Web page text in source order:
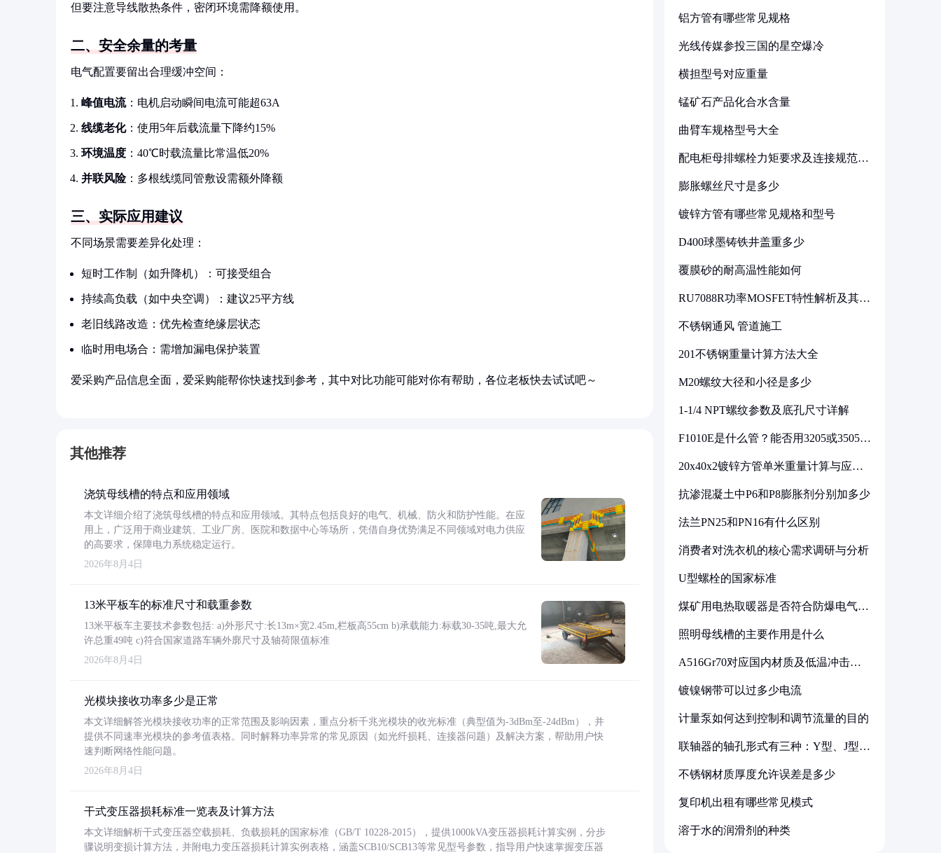
但要注意导线散热条件，密闭环境需降额使用。
二、安全余量的考量
电气配置要留出合理缓冲空间：
峰值电流：电机启动瞬间电流可能超63A
线缆老化：使用5年后载流量下降约15%
环境温度 ：40℃时载流量比常温低20%
并联风险：多根线缆同管敷设需额外降额
三、实际应用建议
不同场景需要差异化处理：
短时工作制（如升降机）：可接受组合
持续高负载（如中央空调）：建议25平方线
老旧线路改造：优先检查绝缘层状态
临时用电场合：需增加漏电保护装置
爱采购产品信息全面，爱采购能帮你快速找到参考，其中对比功能可能对你有帮助，各位老板快去试试吧～
其他推荐
浇筑母线槽的特点和应用领域
本文详细介绍了浇筑母线槽的特点和应用领域。其特点包括良好的电气、机械、防火和防护性能。在应
用上，广泛用于商业建筑、工业厂房、医院和数据中心等场所，凭借自身优势满足不同领域对电力供应
的高要求，保障电力系统稳定运行。
2026年8月4日
13米平板车的标准尺寸和载重参数
13米平板车主要技术参数包括: a)外形尺寸:长13m×宽2.45m,栏板高55cm b)承载能力:标载30-35吨,最大允
许总重49吨 c)符合国家道路车辆外廓尺寸及轴荷限值标准
2026年8月4日
光模块接收功率多少是正常
本文详细解答光模块接收功率的正常范围及影响因素，重点分析千兆光模块的收光标准（典型值为-3dBm至-24dBm），并
提供不同速率光模块的参考值表格。同时解释功率异常的常见原因（如光纤损耗、连接器问题）及解决方案，帮助用户快
速判断网络性能问题。
2026年8月4日
干式变压器损耗标准一览表及计算方法
本文详细解析干式变压器空载损耗、负载损耗的国家标准（GB/T 10228-2015），提供1000kVA变压器损耗计算实例，分步
骤说明变损计算方法，并附电力变压器损耗计算实例表格，涵盖SCB10/SCB13等常见型号参数，指导用户快速掌握变压器
铝方管有哪些常见规格
光线传媒参投三国的星空爆冷
横担型号对应重量
锰矿石产品化合水含量
曲臂车规格型号大全
配电柜母排螺栓力矩要求及连接规范详
膨胀螺丝尺寸是多少
镀锌方管有哪些常见规格和型号
D400球墨铸铁井盖重多少
覆膜砂的耐高温性能如何
RU7088R功率MOSFET特性解析及其在
不锈钢通风 管道施工
201不锈钢重量计算方法大全
M20螺纹大径和小径是多少
1-1/4 NPT螺纹参数及底孔尺寸详解
F1010E是什么管？能否用3205或3505代
20x40x2镀锌方管单米重量计算与应用
抗渗混凝土中P6和P8膨胀剂分别加多少
法兰PN25和PN16有什么区别
消费者对洗衣机的核心需求调研与分析
U型螺栓的国家标准
煤矿用电热取暖器是否符合防爆电气设
照明母线槽的主要作用是什么
A516Gr70对应国内材质及低温冲击要
镀镍钢带可以过多少电流
计量泵如何达到控制和调节流量的目的
联轴器的轴孔形式有三种：Y型、J型、
不锈钢材质厚度允许误差是多少
复印机出租有哪些常见模式
溶于水的润滑剂的种类